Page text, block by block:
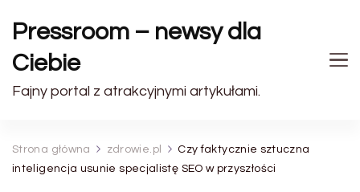
Pressroom – newsy dla
Ciebie
Fajny portal z atrakcyjnymi artykułami.
Strona główna zdrowie.pl
Czy faktycznie sztuczna
inteligencja usunie specjalistę SEO w przyszłości